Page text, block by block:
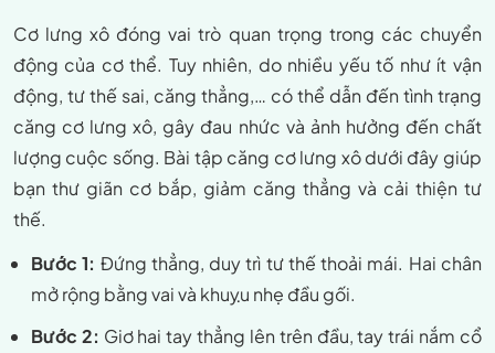
Cơ lưng xô đóng vai trò quan trọng trong các chuyển
động của cơ thể. Tuy nhiên, do nhiều yếu tố như ít vận
động, tư thế sai, căng thẳng,… có thể dẫn đến tình trạng
căng cơ lưng xô, gây đau nhức và ảnh hưởng đến chất
lượng cuộc sống. Bài tập căng cơ lưng xô dưới đây giúp
bạn thư giãn cơ bắp, giảm căng thẳng và cải thiện tư
thế.
Bước 1: Đứng thẳng, duy trì tư thế thoải mái. Hai chân
mở rộng bằng vai và khuỵu nhẹ đầu gối.
Bước 2: Giơ hai tay thẳng lên trên đầu, tay trái nắm cổ